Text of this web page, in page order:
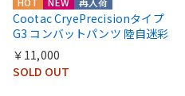
Cootac CryePrecisionタイプ
G3 コンバットパンツ 陸自迷彩
￥11,000
SOLD OUT